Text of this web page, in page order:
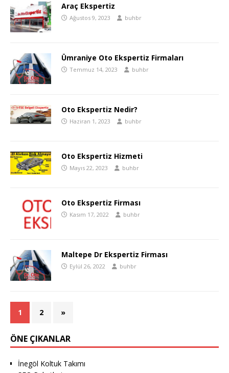
Araç Ekspertiz
Ağustos 9, 2023 buhbr
Ümraniye Oto Ekspertiz Firmaları
Temmuz 14, 2023 buhbr
Oto Ekspertiz Nedir?
Haziran 1, 2023 buhbr
Oto Ekspertiz Hizmeti
Mayıs 22, 2023 buhbr
Oto Ekspertiz Firması
Kasım 17, 2022 buhbr
Maltepe Dr Ekspertiz Firması
Eylül 26, 2022 buhbr
1 2 »
ÖNE ÇIKANLAR
İnegöl Koltuk Takımı